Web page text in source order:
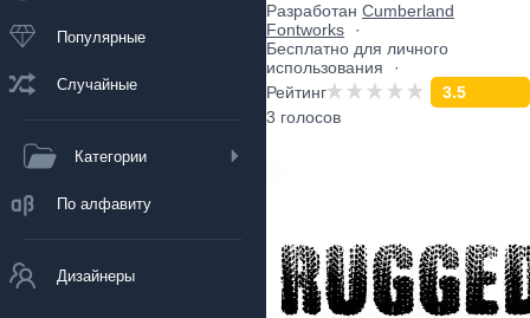
Популярные
Случайные
Категории
По алфавиту
Дизайнеры
Разработан Cumberland
Fontworks
Бесплатно для личного
использования
Рейтинг
3.5
3 голосов